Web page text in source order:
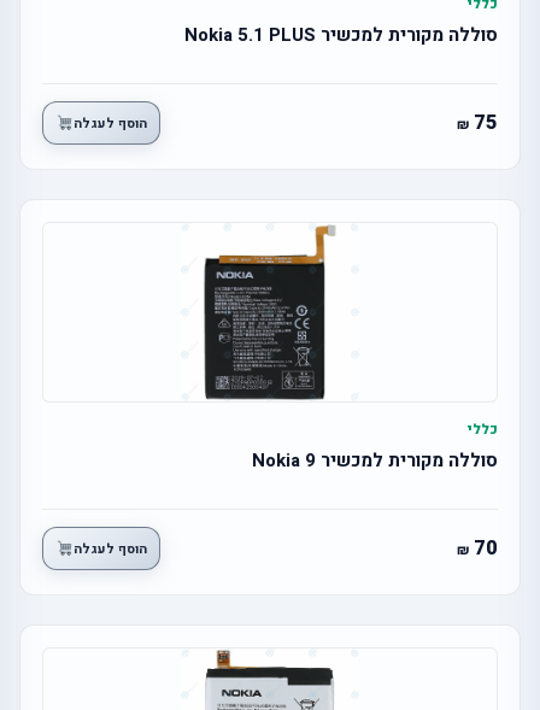
כללי
סוללה מקורית למכשיר Nokia 5.1 PLUS
75 הוסף לעגלה
כללי
סוללה מקורית למכשיר Nokia 9
70 הוסף לעגלה